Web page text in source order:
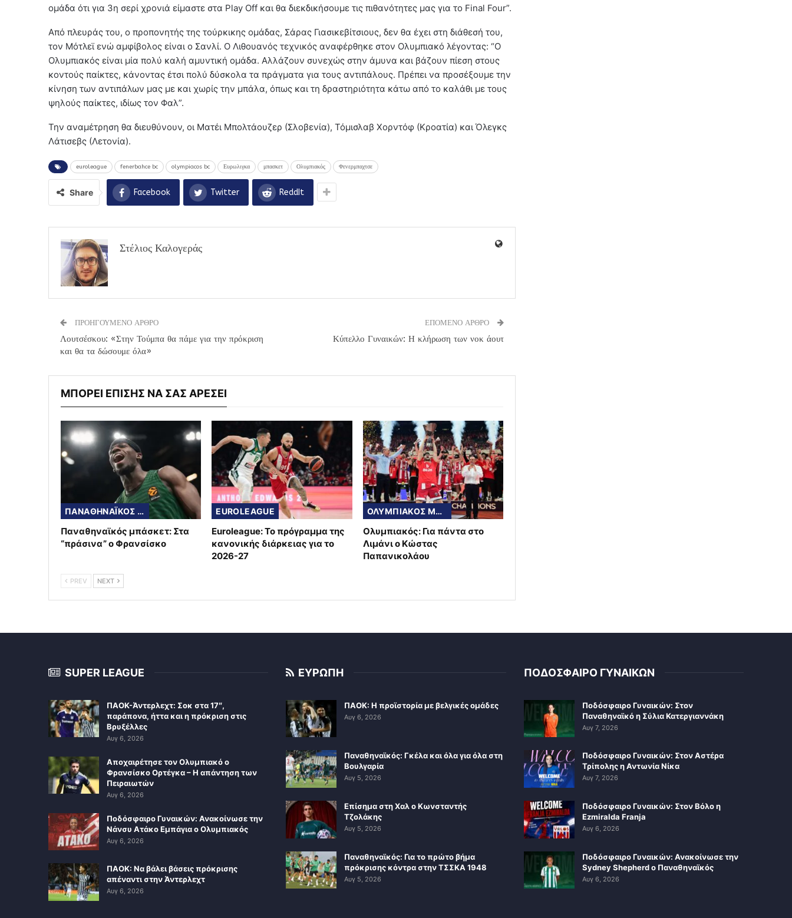
ομάδα ότι για 3η σερί χρονιά είμαστε στα Play Off και θα διεκδικήσουμε τις πιθανότητες μας για το Final Four”.
Από πλευράς του, ο προπονητής της τούρκικης ομάδας, Σάρας Γιασικεβίτσιους, δεν θα έχει στη διάθεσή του,
τον Μότλεϊ ενώ αμφίβολος είναι ο Σανλί. Ο Λιθουανός τεχνικός αναφέρθηκε στον Ολυμπιακό λέγοντας: “Ο
Ολυμπιακός είναι μία πολύ καλή αμυντική ομάδα. Αλλάζουν συνεχώς στην άμυνα και βάζουν πίεση στους
κοντούς παίκτες, κάνοντας έτσι πολύ δύσκολα τα πράγματα για τους αντιπάλους. Πρέπει να προσέξουμε την
κίνηση των αντιπάλων μας με και χωρίς την μπάλα, όπως και τη δραστηριότητα κάτω από το καλάθι με τους
ψηλούς παίκτες, ιδίως τον Φαλ”.
Την αναμέτρηση θα διευθύνουν, οι Ματέι Μπολτάουζερ (Σλοβενία), Τόμισλαβ Χορντόφ (Κροατία) και Όλεγκς
Λάτισεβς (Λετονία).
euroleague fenerbahce bc olympiacos bc Ευρωλιγκα μπασκετ Ολυμπιακός Φενερμπαχτσε
Share Facebook Twitter ReddIt
Στέλιος Καλογεράς
ΠΡΟΗΓΟΥΜΕΝΟ ΑΡΘΡΟ
Λουτσέσκου: «Στην Τούμπα θα πάμε για την πρόκριση
και θα τα δώσουμε όλα»
ΕΠΟΜΕΝΟ ΑΡΘΡΟ
Κύπελλο Γυναικών: Η κλήρωση των νοκ άουτ
ΜΠΟΡΕΙ ΕΠΙΣΗΣ ΝΑ ΣΑΣ ΑΡΕΣΕΙ
ΠΑΝΑΘΗΝΑΪΚΟΣ ΜΠΑΣΚΕΤ
Παναθηναϊκός μπάσκετ: Στα
“πράσινα” ο Φρανσίσκο
EUROLEAGUE
Euroleague: Το πρόγραμμα της
κανονικής διάρκειας για το
2026-27
ΟΛΥΜΠΙΑΚΟΣ ΜΠΑΣΚΕΤ
Ολυμπιακός: Για πάντα στο
Λιμάνι ο Κώστας
Παπανικολάου
PREV NEXT
SUPER LEAGUE
ΠΑΟΚ-Άντερλεχτ: Σοκ στα 17″,
παράπονα, ήττα και η πρόκριση στις
Βρυξέλλες
Αυγ 6, 2026
Αποχαιρέτησε τον Ολυμπιακό ο
Φρανσίσκο Ορτέγκα – Η απάντηση των
Πειραιωτών
Αυγ 6, 2026
Ποδόσφαιρο Γυναικών: Ανακοίνωσε την
Νάνσυ Ατάκο Εμπάγια ο Ολυμπιακός
Αυγ 6, 2026
ΠΑΟΚ: Να βάλει βάσεις πρόκρισης
απέναντι στην Άντερλεχτ
Αυγ 6, 2026
ΕΥΡΩΠΗ
ΠΑΟΚ: Η προϊστορία με βελγικές ομάδες
Αυγ 6, 2026
Παναθηναϊκός: Γκέλα και όλα για όλα στη
Βουλγαρία
Αυγ 5, 2026
Επίσημα στη Χαλ ο Κωνσταντής
Τζολάκης
Αυγ 5, 2026
Παναθηναϊκός: Για το πρώτο βήμα
πρόκρισης κόντρα στην ΤΣΣΚΑ 1948
Αυγ 5, 2026
ΠΟΔΟΣΦΑΙΡΟ ΓΥΝΑΙΚΩΝ
Ποδόσφαιρο Γυναικών: Στον
Παναθηναϊκό η Σύλια Κατεργιαννάκη
Αυγ 7, 2026
Ποδόσφαιρο Γυναικών: Στον Αστέρα
Τρίπολης η Αντωνία Νίκα
Αυγ 7, 2026
Ποδόσφαιρο Γυναικών: Στον Βόλο η
Ezmiralda Franja
Αυγ 6, 2026
Ποδόσφαιρο Γυναικών: Ανακοίνωσε την
Sydney Shepherd ο Παναθηναϊκός
Αυγ 6, 2026